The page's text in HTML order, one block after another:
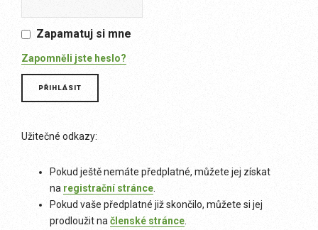
Zapamatuj si mne
Zapomněli jste heslo?
Užitečné odkazy:
Pokud ještě nemáte předplatné, můžete jej získat
na registrační stránce
Pokud vaše předplatné již skončilo, můžete si jej
prodloužit na členské stránce